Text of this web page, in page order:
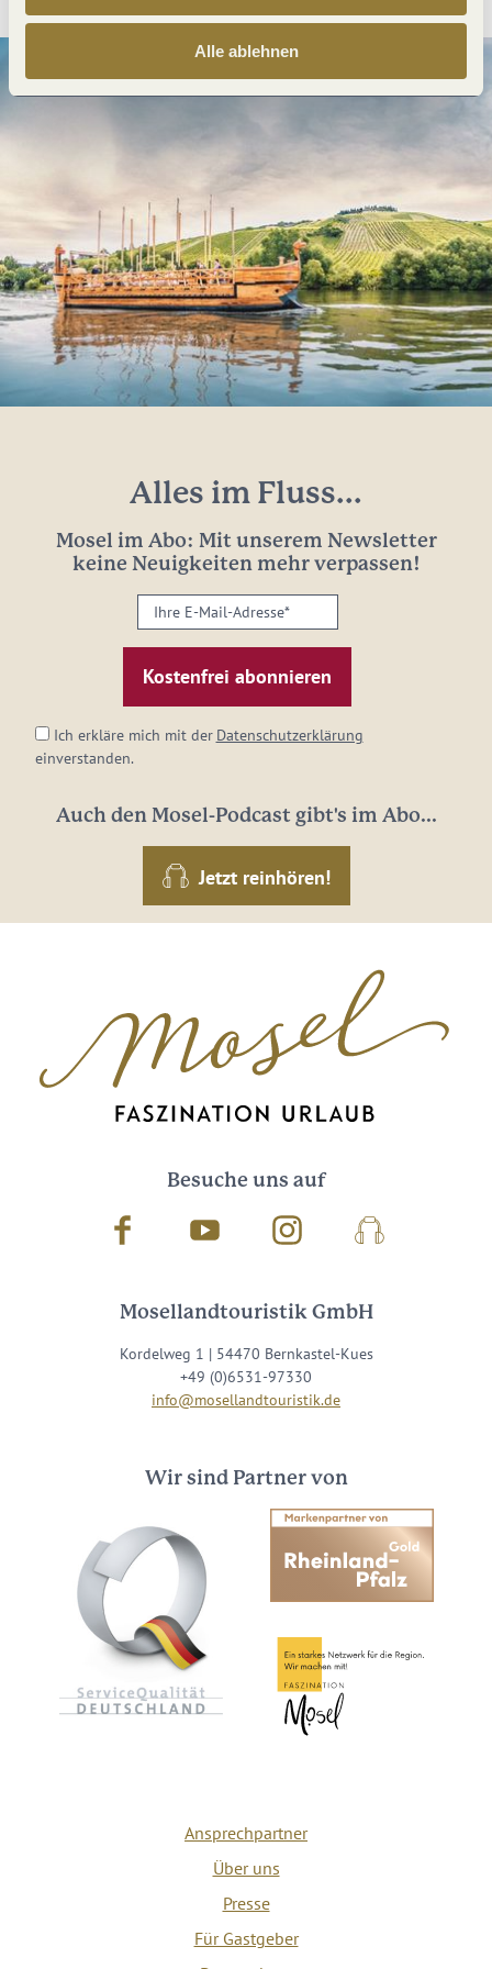
Alle ablehnen
Alles im Fluss...
Mosel im Abo: Mit unserem Newsletter
keine Neuigkeiten mehr verpassen!
Ihre
E-
Mail-
Adresse:
Ich erkläre mich mit der Datenschutzerklärung
einverstanden.
Auch den Mosel-Podcast gibt's im Abo...
Jetzt reinhören!
Besuche uns auf
Facebook Youtube InstagramPodcast
Mosellandtouristik GmbH
Kordelweg 1 | 54470 Bernkastel-Kues
+49 (0)6531-97330
info@mosellandtouristik.de
Wir sind Partner von
Ansprechpartner
Über uns
Presse
Für Gastgeber